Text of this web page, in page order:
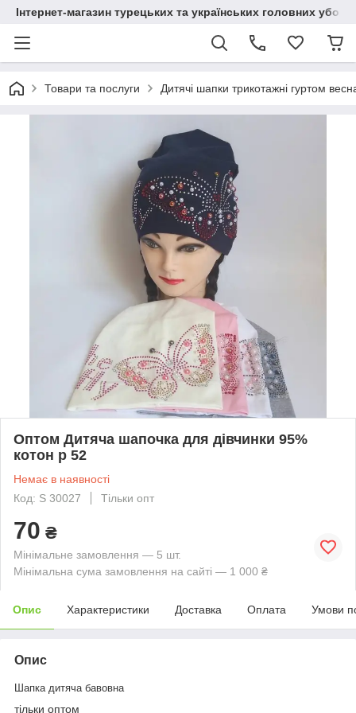
Інтернет-магазин турецьких та українських головних
Товари та послуги Дитячі шапки трикотажні гуртом
Оптом Дитяча шапочка для дівчинки 95%
котон р 52
Немає в наявності
Код: S 30027
Тільки опт
70 ₴
Мінімальне замовлення — 5 шт.
Мінімальна сума замовлення на сайті — 1 000 ₴
Опис Характеристики Доставка Оплата Умови
Опис
Шапка дитяча бавовна
тільки оптом